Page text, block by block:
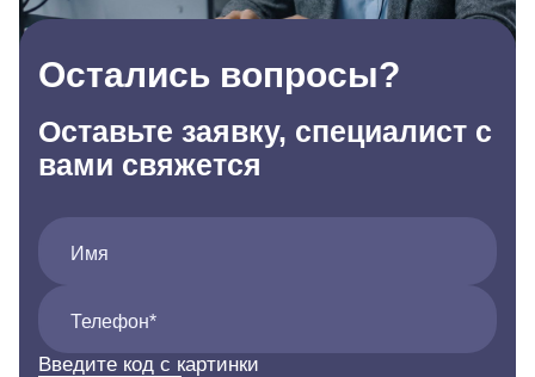
Остались вопросы?
Оставьте заявку, специалист с
вами свяжется
Имя
Телефон*
Введите код с картинки